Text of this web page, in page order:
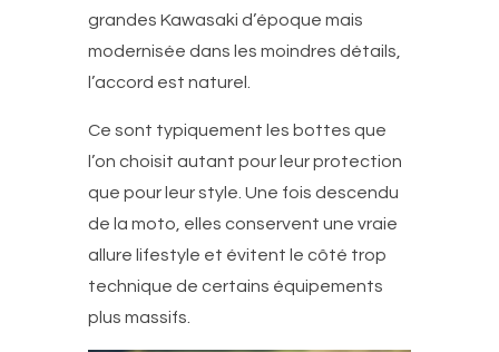
grandes Kawasaki d’époque mais
modernisée dans les moindres détails,
l’accord est naturel.
Ce sont typiquement les bottes que
l’on choisit autant pour leur protection
que pour leur style. Une fois descendu
de la moto, elles conservent une vraie
allure lifestyle et évitent le côté trop
technique de certains équipements
plus massifs.